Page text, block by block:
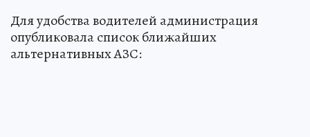
Для удобства водителей администрация
опубликовала список ближайших
альтернативных АЗС: